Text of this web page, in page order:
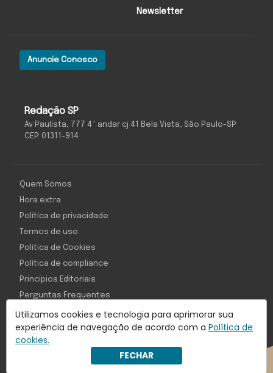
Utilizamos cookies e tecnologia para aprimorar sua
experiência de navegação de acordo com a Política de
cookies.
FECHAR
Redação SP
Av Paulista, 777 4º andar cj 41 Bela Vista, São Paulo-SP
CEP: 01311-914
Anuncie Conosco
Newsletter
Com inteligência e tecnologia:
Object1ve - Marketing Solution
Quem Somos
Hora extra
Política de privacidade
Termos de uso
Política de Cookies
Política de compliance
Princípios Editoriais
Perguntas Frequentes